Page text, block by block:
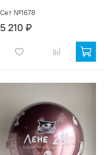
Сет №1678
5 210 ₽